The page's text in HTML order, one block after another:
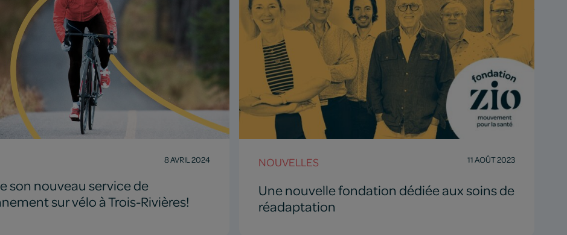
8 AVRIL 2024
son nouveau service de
sur vélo à Trois-Rivières!
NOUVELLES 11 AOÛT 2023
Une nouvelle fondation dédiée aux soins de
réadaptation